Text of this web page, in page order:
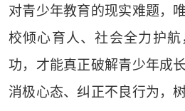
对青少年教育的现实难题，
校倾心育人、社会全力护
功，才能真正破解青少年成
消极心态、纠正不良行为，